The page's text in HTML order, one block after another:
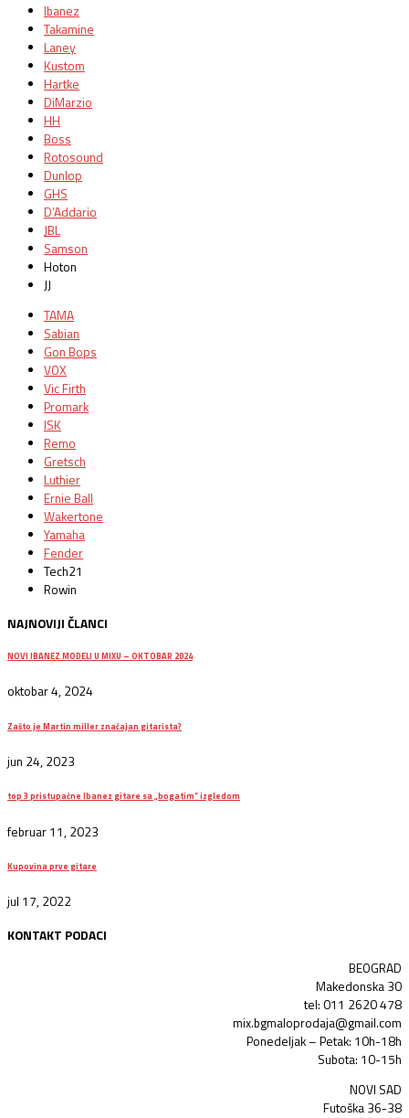
Ibanez
Takamine
Laney
Kustom
Hartke
DiMarzio
HH
Boss
Rotosound
Dunlop
GHS
D’Addario
JBL
Samson
Hoton
JJ
TAMA
Sabian
Gon Bops
VOX
Vic Firth
Promark
ISK
Remo
Gretsch
Luthier
Ernie Ball
Wakertone
Yamaha
Fender
Tech21
Rowin
NAJNOVIJI ČLANCI
NOVI IBANEZ MODELI U MIXU – OKTOBAR 2024
oktobar 4, 2024
Zašto je Martin miller značajan gitarista?
jun 24, 2023
top 3 pristupačne Ibanez gitare sa „bogatim“ izgledom
februar 11, 2023
Kupovina prve gitare
jul 17, 2022
KONTAKT PODACI
BEOGRAD
Makedonska 30
tel: 011 2620 478
mix.bgmaloprodaja@gmail.com
Ponedeljak – Petak: 10h-18h
Subota: 10-15h
NOVI SAD
Futoška 36-38